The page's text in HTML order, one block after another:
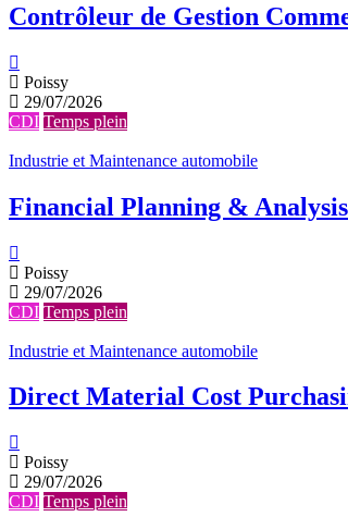
Contrôleur de Gestion
Poissy
29/07/2026
CDI Temps plein
Industrie et Maintenance automobile
Financial Planning &
Poissy
29/07/2026
CDI Temps plein
Industrie et Maintenance automobile
Direct Material Cost
Poissy
29/07/2026
CDI Temps plein